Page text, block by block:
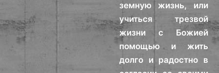
земную жизнь, или
учиться трезвой
жизни с Божией
помощью и жить
долго и радостно в